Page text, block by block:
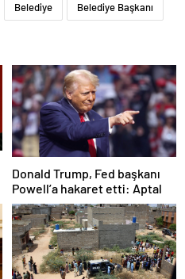
Belediye Belediye Başkanı
Donald Trump, Fed başkanı
Powell’a hakaret etti: Aptal